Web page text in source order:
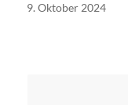
9. Oktober 2024